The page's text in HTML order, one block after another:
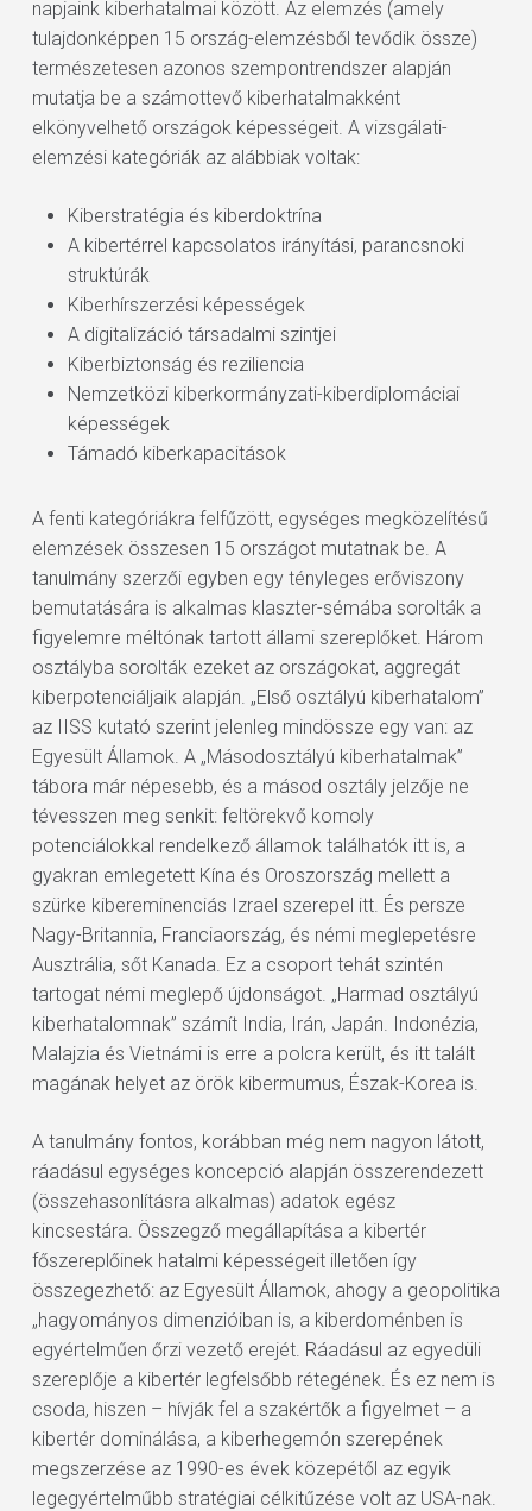
napjaink kiberhatalmai között. Az elemzés (amely
tulajdonképpen 15 ország-elemzésből tevődik össze)
természetesen azonos szempontrendszer alapján
mutatja be a számottevő kiberhatalmakként
elkönyvelhető országok képességeit. A vizsgálati-
elemzési kategóriák az alábbiak voltak:
Kiberstratégia és kiberdoktrína
A kibertérrel kapcsolatos irányítási, parancsnoki
struktúrák
Kiberhírszerzési képességek
A digitalizáció társadalmi szintjei
Kiberbiztonság és reziliencia
Nemzetközi kiberkormányzati-kiberdiplomáciai
képességek
Támadó kiberkapacitások
A fenti kategóriákra felfűzött, egységes megközelítésű
elemzések összesen 15 országot mutatnak be. A
tanulmány szerzői egyben egy tényleges erőviszony
bemutatására is alkalmas klaszter-sémába sorolták a
figyelemre méltónak tartott állami szereplőket. Három
osztályba sorolták ezeket az országokat, aggregát
kiberpotenciáljaik alapján. „Első osztályú kiberhatalom”
az IISS kutató szerint jelenleg mindössze egy van: az
Egyesült Államok. A „Másodosztályú kiberhatalmak”
tábora már népesebb, és a másod osztály jelzője ne
tévesszen meg senkit: feltörekvő komoly
potenciálokkal rendelkező államok találhatók itt is, a
gyakran emlegetett Kína és Oroszország mellett a
szürke kibereminenciás Izrael szerepel itt. És persze
Nagy-Britannia, Franciaország, és némi meglepetésre
Ausztrália, sőt Kanada. Ez a csoport tehát szintén
tartogat némi meglepő újdonságot. „Harmad osztályú
kiberhatalomnak” számít India, Irán, Japán. Indonézia,
Malajzia és Vietnámi is erre a polcra került, és itt talált
magának helyet az örök kibermumus, Észak-Korea is.
A tanulmány fontos, korábban még nem nagyon látott,
ráadásul egységes koncepció alapján összerendezett
(összehasonlításra alkalmas) adatok egész
kincsestára. Összegző megállapítása a kibertér
főszereplőinek hatalmi képességeit illetően így
összegezhető: az Egyesült Államok, ahogy a geopolitika
„hagyományos dimenzióiban is, a kiberdoménben is
egyértelműen őrzi vezető erejét. Ráadásul az egyedüli
szereplője a kibertér legfelsőbb rétegének. És ez nem is
csoda, hiszen – hívják fel a szakértők a figyelmet – a
kibertér dominálása, a kiberhegemón szerepének
megszerzése az 1990-es évek közepétől az egyik
legegyértelműbb stratégiai célkitűzése volt az USA-nak.